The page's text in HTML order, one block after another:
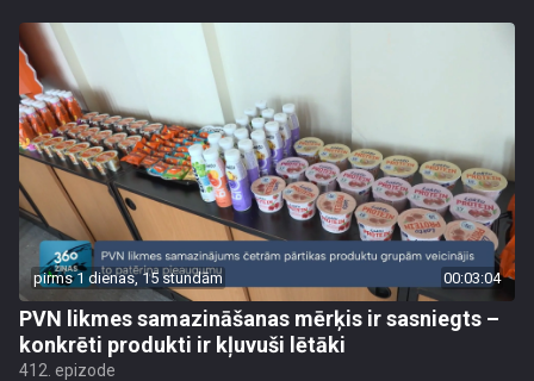
pirms 1 dienas, 15 stundām 00:03:04
PVN likmes samazināšanas mērķis ir sasniegts –
konkrēti produkti ir kļuvuši lētāki
412. epizode